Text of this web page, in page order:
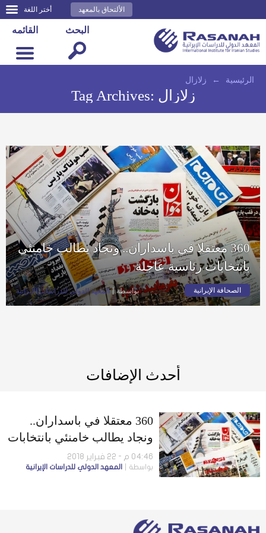
أختر اللغة الألتحاق بالمعهد
القائمه البحث
الرئيسية ← زلازال
Tag Archives: زلازال
360 معتقلا في باسداران.. ونجاد يطالب خامنئي
بانتخابات رئاسية عاجلة
الصحافة الإيرانية بواسطة المعهد الدولي للدراسات الإيرانية
أحدث الإضافات
360 معتقلا في باسداران..
ونجاد يطالب خامنئي بانتخابات
رئاسية عاجلة
04:46 م - 22 فبراير 2018
بواسطة المعهد الدولي للدراسات الإيرانية